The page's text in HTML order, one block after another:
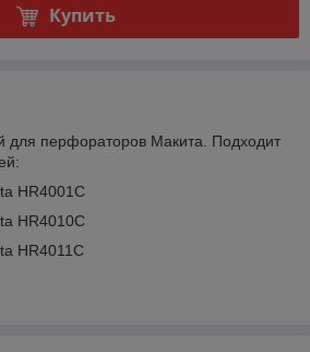
Купить
для перфораторов Макита. Подходит
HR4001C
HR4010C
HR4011C